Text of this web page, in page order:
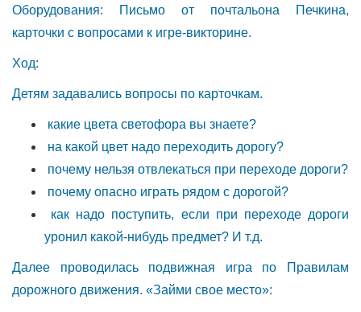
Оборудования: Письмо от почтальона Печкина,
карточки с вопросами к игре-викторине.
Ход:
Детям задавались вопросы по карточкам.
какие цвета светофора вы знаете?
на какой цвет надо переходить дорогу?
почему нельзя отвлекаться при переходе дороги?
почему опасно играть рядом с дорогой?
как надо поступить, если при переходе дороги
уронил какой-нибудь предмет? И т.д.
Далее проводилась подвижная игра по Правилам
дорожного движения. «Займи свое место»: